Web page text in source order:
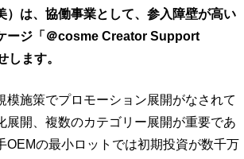
は、協働事業として、参入障壁が高い
ージ「＠cosme Creator Support
ます。
施策でプロモーション展開がなされて
開、複数のカテゴリー展開が重要であ
OEMの最小ロットでは初期投資が数千万